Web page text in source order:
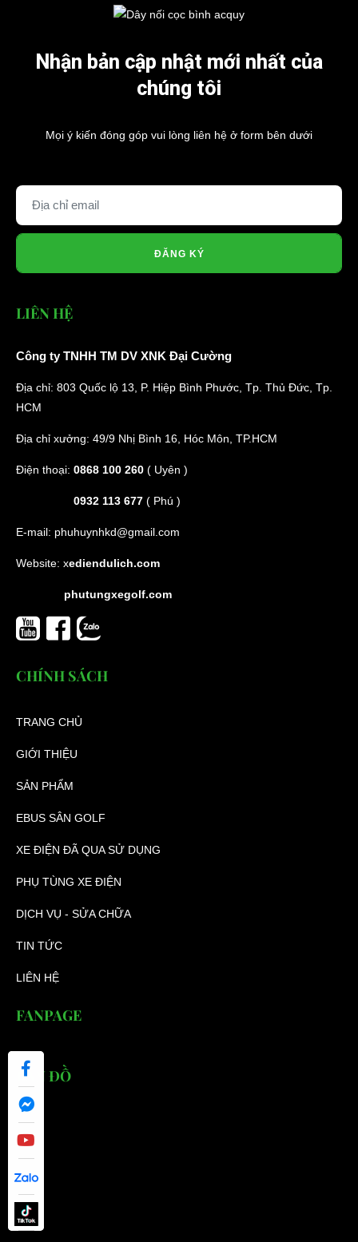
Nhận bản cập nhật mới nhất của
chúng tôi
Mọi ý kiến đóng góp vui lòng liên hệ ở form bên dưới
ĐĂNG KÝ
LIÊN HỆ
Công ty TNHH TM DV XNK Đại Cường
Địa chỉ: 803 Quốc lộ 13, P. Hiệp Bình Phước, Tp. Thủ Đức, Tp.
HCM
Địa chỉ xưởng: 49/9 Nhị Bình 16, Hóc Môn, TP.HCM
Điện thoại: 0868 100 260 ( Uyên )
0932 113 677 ( Phú )
E-mail: phuhuynhkd@gmail.com
Website: xediendulich.com
phutungxegolf.com
CHÍNH SÁCH
TRANG CHỦ
GIỚI THIỆU
SẢN PHẨM
EBUS SÂN GOLF
XE ĐIỆN ĐÃ QUA SỬ DỤNG
PHỤ TÙNG XE ĐIỆN
DỊCH VỤ - SỬA CHỮA
TIN TỨC
LIÊN HỆ
FANPAGE
BẢN ĐỒ